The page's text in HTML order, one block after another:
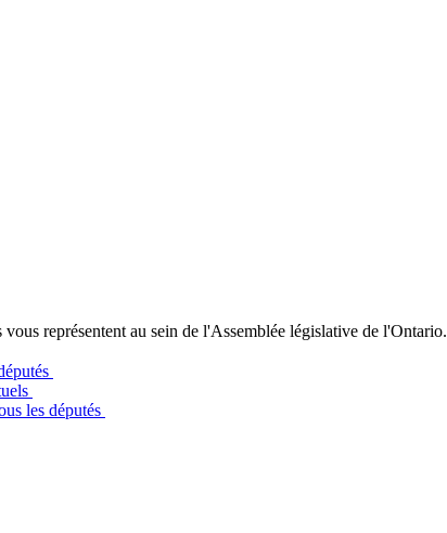
vous représentent au sein de l'Assemblée législative de l'Ontario.
les députés